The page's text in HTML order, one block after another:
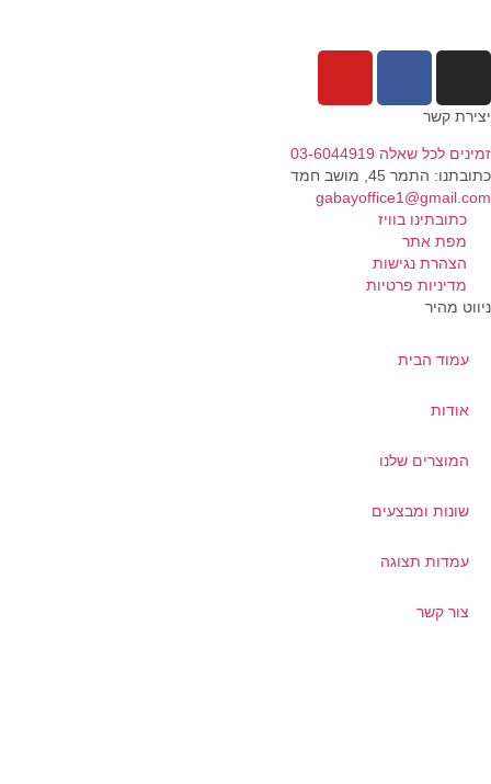
קשר
לכל שאלה 03-6044919
התמר 45, מושב חמד​
כתובתינו בוויז
מפת אתר
הצהרת נגישות
מדיניות פרטיות
מהיר
עמוד הבית
אודות
המוצרים שלנו
שונות ומבצעים
עמדות תצוגה
צור קשר